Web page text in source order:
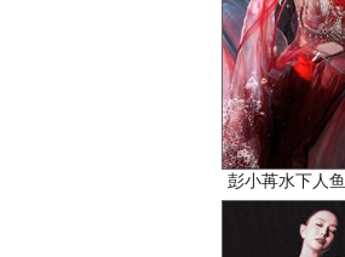
彭小苒水下人